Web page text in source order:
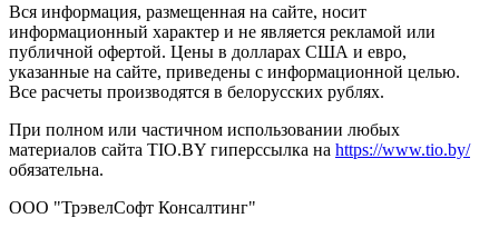
Вся информация, размещенная на сайте, носит
информационный характер и не является рекламой или
публичной офертой. Цены в долларах США и евро,
указанные на сайте, приведены с информационной целью.
Все расчеты производятся в белорусских рублях.
При полном или частичном использовании любых
материалов сайта TIO.BY гиперссылка на https://www.tio.by/
обязательна.
ООО "ТрэвелСофт Консалтинг"